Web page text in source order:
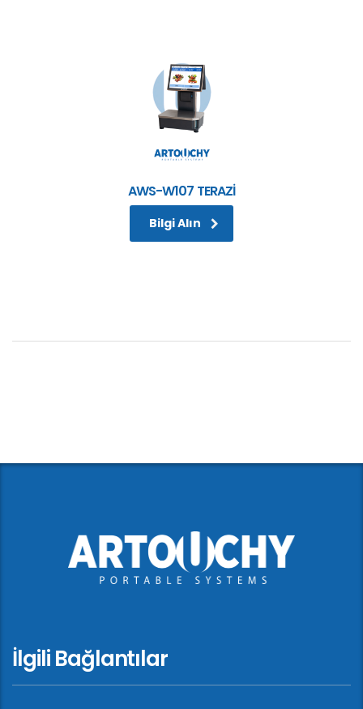
AWS-W107 TERAZİ
Bilgi Alın
İlgili Bağlantılar